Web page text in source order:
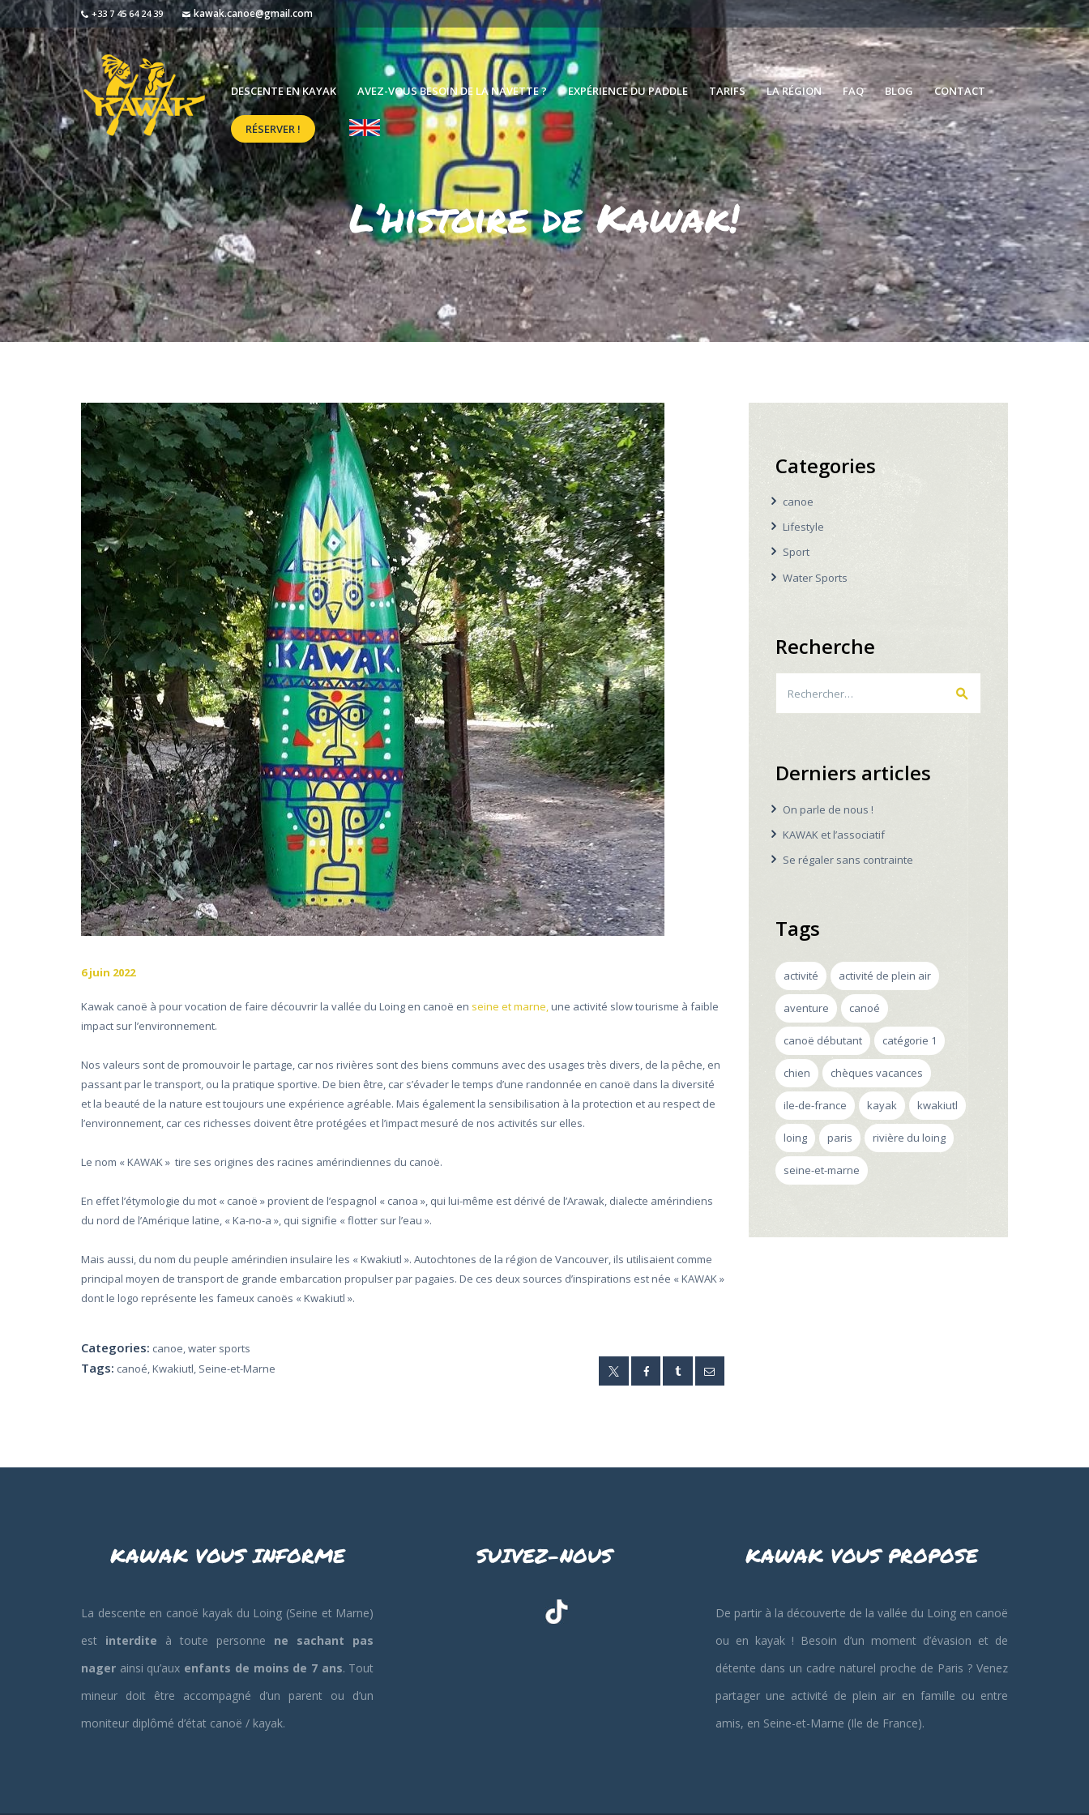
+33 7 45 64 24 39 kawak.canoe@gmail.com
DESCENTE EN KAYAK AVEZ-VOUS BESOIN DE LA NAVETTE ? EXPÉRIENCE DU PADDLE TARIFS LA RÉGION FAQ BLOG CONTACT
RÉSERVER !
L’histoire de Kawak!
DESCENTE EN
AVEZ-VOUS
BESOIN DE LA
NAVETTE ?
EXPÉRIENCE DU
PADDLE
LA RÉGION
RÉSERVER !
6 juin 2022
Kawak canoë à pour vocation de faire découvrir la vallée du Loing en canoë en seine et marne, une activité slow tourisme à faible
impact sur l’environnement.
Nos valeurs sont de promouvoir le partage, car nos rivières sont des biens communs avec des usages très divers, de la pêche, en
passant par le transport, ou la pratique sportive. De bien être, car s’évader le temps d’une randonnée en canoë dans la diversité
et la beauté de la nature est toujours une expérience agréable. Mais également la sensibilisation à la protection et au respect de
l’environnement, car ces richesses doivent être protégées et l’impact mesuré de nos activités sur elles.
Le nom « KAWAK » tire ses origines des racines amérindiennes du canoë.
En effet l’étymologie du mot « canoë » provient de l’espagnol « canoa », qui lui-même est dérivé de l’Arawak, dialecte amérindiens
du nord de l’Amérique latine, « Ka-no-a », qui signifie « flotter sur l’eau ».
Mais aussi, du nom du peuple amérindien insulaire les « Kwakiutl ». Autochtones de la région de Vancouver, ils utilisaient comme
principal moyen de transport de grande embarcation propulser par pagaies. De ces deux sources d’inspirations est née « KAWAK »
dont le logo représente les fameux canoës « Kwakiutl ».
Categories: canoe,water sports
Tags: canoé,Kwakiutl, Seine-et-Marne
Categories
canoe
Lifestyle
Sport
Water Sports
Recherche
Derniers articles
On parle de nous !
KAWAK et l’associatif
Se régaler sans contrainte
Tags
activité activité de plein air
aventure canoé
canoë débutant catégorie 1
chien chèques vacances
ile-de-france kayak kwakiutl
loing paris rivière du loing
seine-et-marne
KAWAK VOUS INFORME
La descente en canoë kayak du Loing (Seine et Marne)
est interdite à toute personne ne sachant pas
nager ainsi qu’aux enfants de moins de 7 ans. Tout
mineur doit être accompagné d’un parent ou d’un
moniteur diplômé d’état canoë / kayak.
SUIVEZ-NOUS KAWAK VOUS PROPOSE
De partir à la découverte de la vallée du Loing en canoë
ou en kayak ! Besoin d’un moment d’évasion et de
détente dans un cadre naturel proche de Paris ? Venez
partager une activité de plein air en famille ou entre
amis, en Seine-et-Marne (Ile de France).